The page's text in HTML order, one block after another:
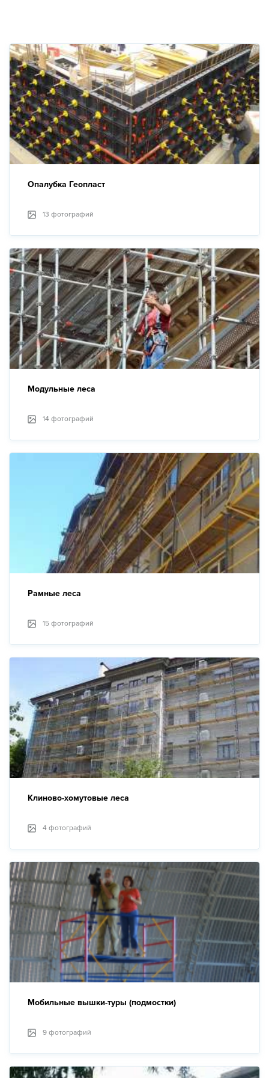
Галерея
Контакты
Прокат оборудования
Опалубка Геопласт
13 фотографий
Модульные леса
14 фотографий
Рамные леса
15 фотографий
Клиново-хомутовые леса
4 фотографий
Мобильные вышки-туры (подмостки)
9 фотографий